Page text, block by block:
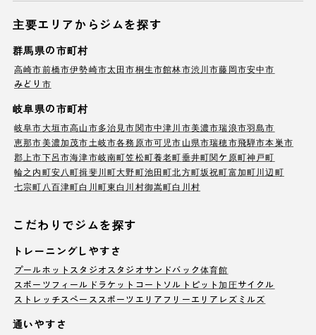
主要エリアからジムを探す
群馬県の市町村
高崎市前橋市伊勢崎市太田市桐生市館林市渋川市藤岡市安中市
みどり市
岐阜県の市町村
岐阜市大垣市高山市多治見市関市中津川市美濃市瑞浪市羽島市
恵那市美濃加茂市土岐市各務原市可児市山県市瑞穂市飛騨市本巣市
郡上市下呂市海津市岐南町笠松町養老町垂井町関ケ原町神戸町
輪之内町安八町揖斐川町大野町池田町北方町坂祝町富加町川辺町
七宗町 八百津町白川町東白川村御嵩町白川村
こだわりでジムを探す
トレーニングしやすさ
プールホットスタジオ スタジオサンドバック体育館
スポーツフィールド ラケットコート ソルトピット加圧サイクル
ストレッチスペース スポーツエリア フリーエリア レズミルズ
通いやすさ